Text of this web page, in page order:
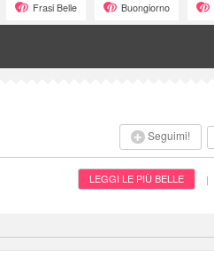
Frasi Belle Buongiorno
Seguimi!
LEGGI LE PIÙ BELLE |